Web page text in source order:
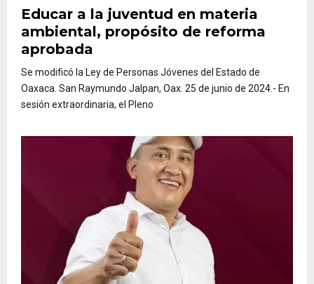
Educar a la juventud en materia
ambiental, propósito de reforma
aprobada
Se modificó la Ley de Personas Jóvenes del Estado de
Oaxaca. San Raymundo Jalpan, Oax. 25 de junio de 2024.- En
sesión extraordinaria, el Pleno